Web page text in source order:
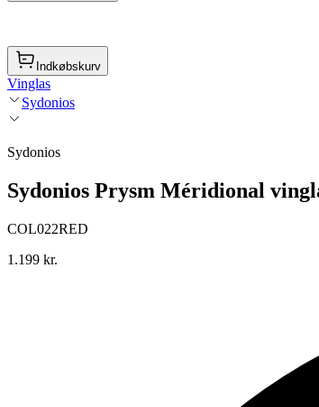
Indkøbskurv
Vinglas
Sydonios
Sydonios
Sydonios Prysm Méridional
COL022RED
1.199 kr.